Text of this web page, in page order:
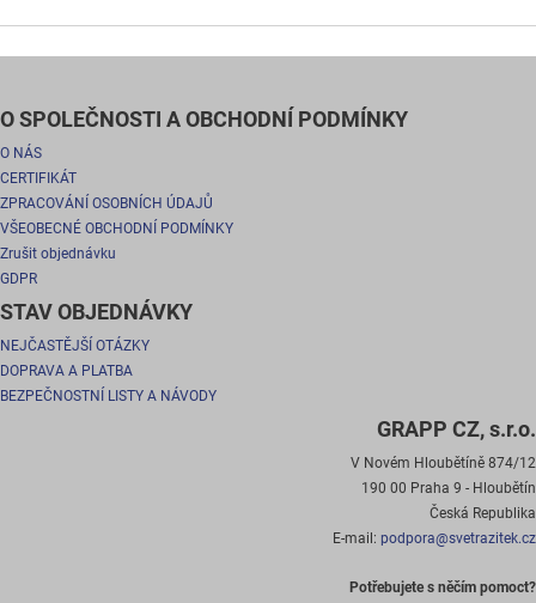
O SPOLEČNOSTI A OBCHODNÍ PODMÍNKY
O NÁS
CERTIFIKÁT
ZPRACOVÁNÍ OSOBNÍCH ÚDAJŮ
VŠEOBECNÉ OBCHODNÍ PODMÍNKY
Zrušit objednávku
GDPR
STAV OBJEDNÁVKY
NEJČASTĚJŠÍ OTÁZKY
DOPRAVA A PLATBA
BEZPEČNOSTNÍ LISTY A NÁVODY
GRAPP CZ, s.r.o.
V Novém Hloubětíně 874/12
190 00 Praha 9 - Hloubětín
Česká Republika
E-mail: podpora@svetrazitek.cz
Potřebujete s něčím pomoct?